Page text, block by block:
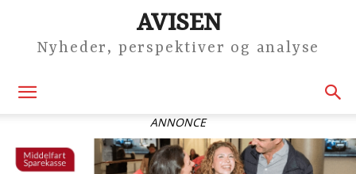
AVISEN
Nyheder, perspektiver og analyse
ANNONCE